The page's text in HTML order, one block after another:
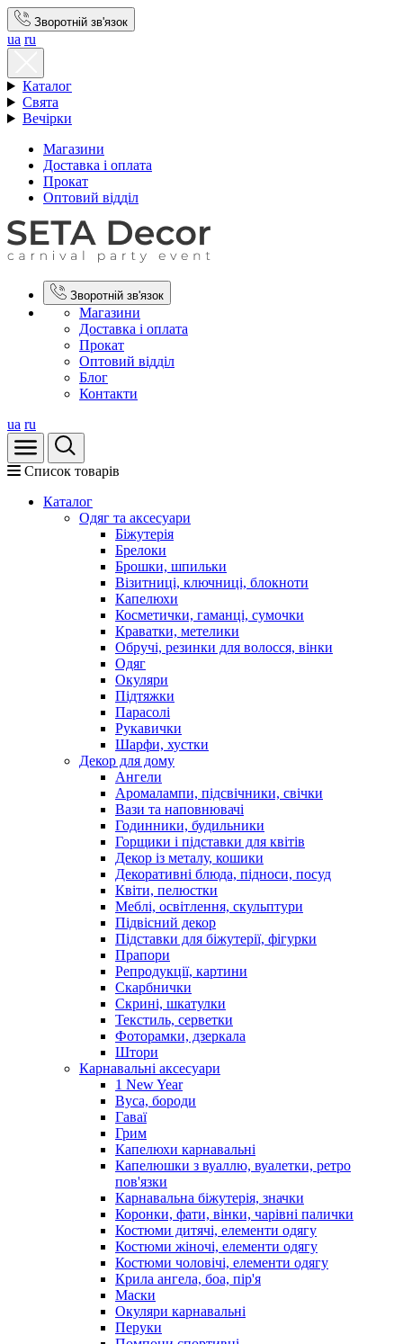
Зворотній зв'язок
ua ru
Каталог
Свята
Вечірки
Магазини
Доставка і оплата
Прокат
Оптовий відділ
Зворотній зв'язок
Магазини
Доставка і оплата
Прокат
Оптовий відділ
Блог
Контакти
ua ru
Список товарів
Каталог
Oдяг та аксесуари
Біжутерія
Брелоки
Брошки, шпильки
Візитниці, ключниці, блокноти
Капелюхи
Косметички, гаманці, сумочки
Краватки, метелики
Обручі, резинки для волосся, вінки
Одяг
Окуляри
Підтяжки
Парасолі
Рукавички
Шарфи, хустки
Декор для дому
Ангели
Аромалампи, підсвічники, свічки
Вази та наповнювачі
Годинники, будильники
Горщики і підставки для квітів
Декор із металу, кошики
Декоративні блюда, підноси, посуд
Квіти, пелюстки
Меблі, освітлення, скульптури
Підвісний декор
Підставки для біжутерії, фігурки
Прапори
Репродукції, картини
Скарбнички
Скрині, шкатулки
Текстиль, серветки
Фоторамки, дзеркала
Штори
Карнавальні аксесуари
1 New Year
Вуса, бороди
Гаваї
Грим
Капелюхи карнавальні
Капелюшки з вуаллю, вуалетки, ретро
пов'язки
Карнавальна біжутерія, значки
Коронки, фати, вінки, чарівні палички
Костюми дитячі, елементи одягу
Костюми жіночі, елементи одягу
Костюми чоловічі, елементи одягу
Крила ангела, боа, пір'я
Маски
Окуляри карнавальні
Перуки